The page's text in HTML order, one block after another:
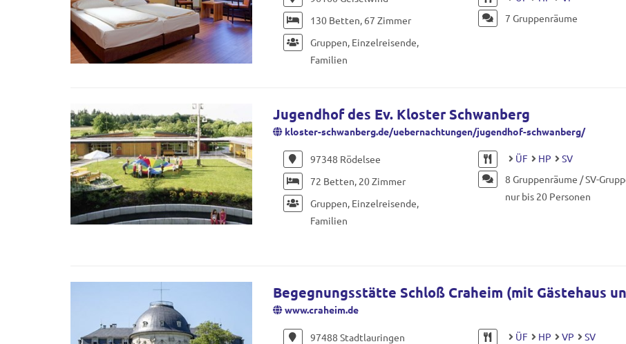
130 Betten, 67 Zimmer
Gruppen, Einzelreisende,
Familien
7 Gruppenräume
Jugendhof des Ev. Kloster Schwanberg
kloster-schwanberg.de/uebernachtungen/jugendhof-schwanberg/
97348 Rödelsee
72 Betten, 20 Zimmer
Gruppen, Einzelreisende,
Familien
ÜF HP
SV
8 Gruppenräume / SV-
nur bis 20 Personen
Begegnungsstätte Schloß Craheim (mit Gästehaus
www.craheim.de
97488 Stadtlauringen
ÜF HP VP
SV